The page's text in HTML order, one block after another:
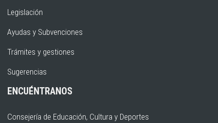
Legislación
Ayudas y Subvenciones
Trámites y gestiones
Sugerencias
ENCUÉNTRANOS
Consejería de Educación, Cultura y Deportes